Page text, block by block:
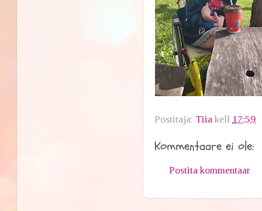
Postitaja: Tiia kell 17:59
Kommentaare ei ole:
Postita kommentaar